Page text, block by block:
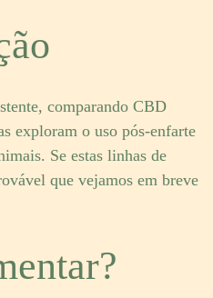
comparando CBD
exploram o uso pós-enfarte
Se estas linhas de
que vejamos em breve